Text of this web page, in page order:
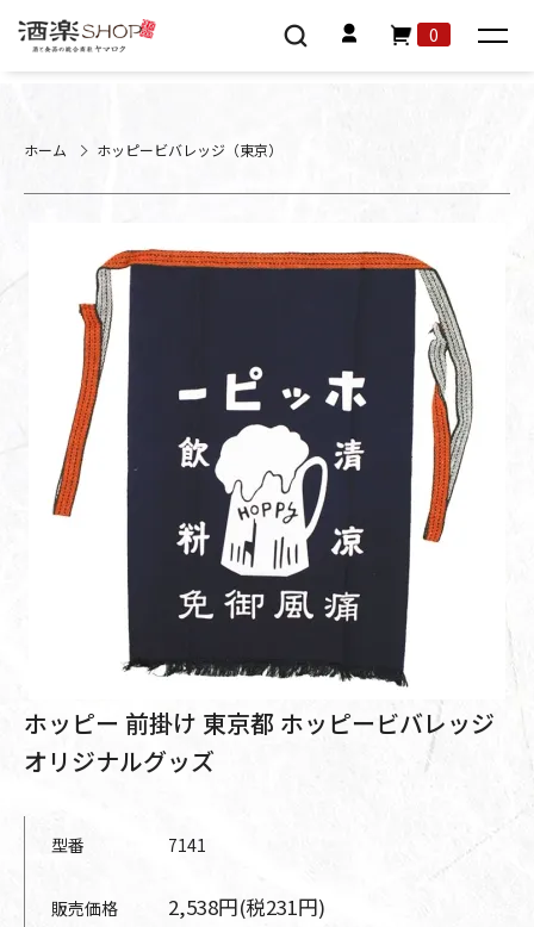
0
ホーム ホッピービバレッジ（東京）
ホッピー 前掛け 東京都 ホッピービバレッジ
オリジナルグッズ
型番 7141
販売価格 2,538円(税231円)